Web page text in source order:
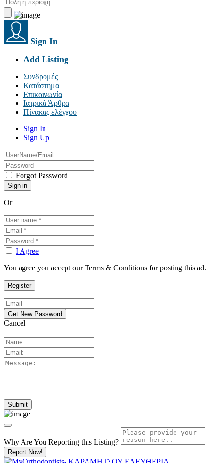
Sign In
Add Listing
Συνδρομές
Κατάστημα
Επικοινωνία
Ιατρικά Άρθρα
Πίνακας ελέγχου
Sign In
Sign Up
Forgot Password
Or
I Agree
You agree you accept our Terms & Conditions for posting this ad.
Cancel
Why Are You Reporting this Listing?
Report Now!